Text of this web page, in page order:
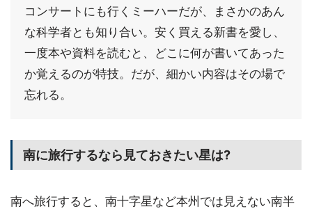
コンサートにも行くミーハーだが、まさかのあん
な科学者とも知り合い。安く買える新書を愛し、
一度本や資料を読むと、どこに何が書いてあった
か覚えるのが特技。だが、細かい内容はその場で
忘れる。
南に旅行するなら見ておきたい星は?
南へ旅行すると、南十字星など本州では見えない南半